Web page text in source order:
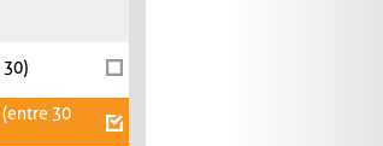
30)
30